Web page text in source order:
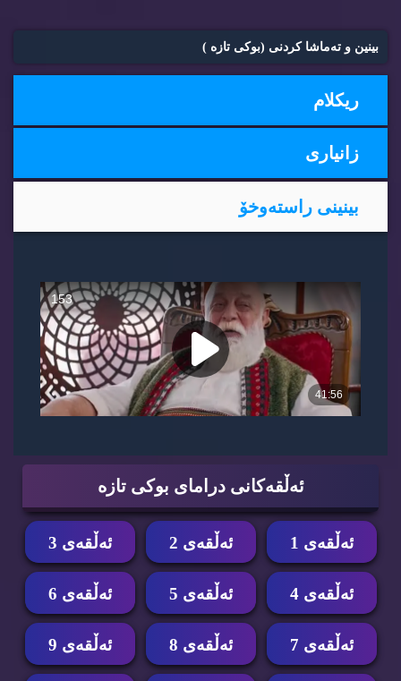
بینین و ته‌ماشا كردنی (بوكی تازه‌ )
ریكلام
زانیاری
بینینی راسته‌وخۆ
ئه‌ڵقه‌كانی درامای بوكی تازه‌
ئه‌ڵقه‌ی 1 ئه‌ڵقه‌ی 2 ئه‌ڵقه‌ی 3
ئه‌ڵقه‌ی 4 ئه‌ڵقه‌ی 5 ئه‌ڵقه‌ی 6
ئه‌ڵقه‌ی 7 ئه‌ڵقه‌ی 8 ئه‌ڵقه‌ی 9